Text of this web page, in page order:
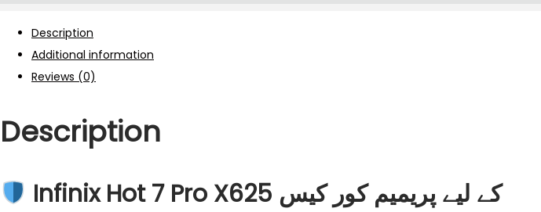
Description
Additional information
Reviews (0)
Description
Infinix Hot 7 Pro X625 کے لیے پریمیم کور کیس